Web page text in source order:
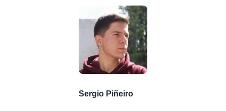
Sergio Piñeiro